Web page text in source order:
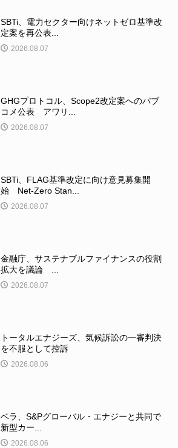
SBTi、電力セクター向けネットゼロ基準改
定案を再公表...
2026.08.07
GHGプロトコル、Scope2改定案へのパブ
コメ公表 アワリ...
2026.08.07
SBTi、FLAG基準改定に向け意見募集開
始 Net-Zero Stan...
2026.08.07
金融庁、サステナブルファイナンスの役割
拡大を議論 ...
2026.08.07
トータルエナジーズ、気候訴訟の一審判決
を不服として控訴
2026.08.06
ベラ、S&Pグローバル・エナジーと共同で
新型カー...
2026.08.06